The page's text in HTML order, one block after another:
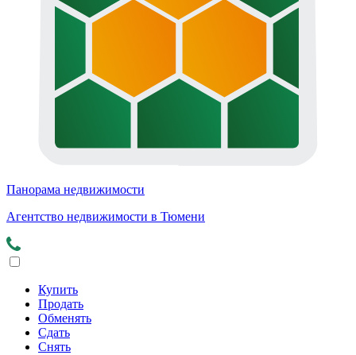
Панорама недвижимости
Агентство недвижимости в Тюмени
Купить
Продать
Обменять
Сдать
Снять